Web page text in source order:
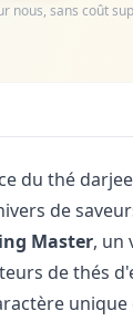
nous, sans coût
du thé
de
Master, un
de thés
unique